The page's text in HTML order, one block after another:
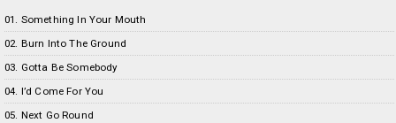
01. Something In Your Mouth
02. Burn Into The Ground
03. Gotta Be Somebody
04. I’d Come For You
05. Next Go Round